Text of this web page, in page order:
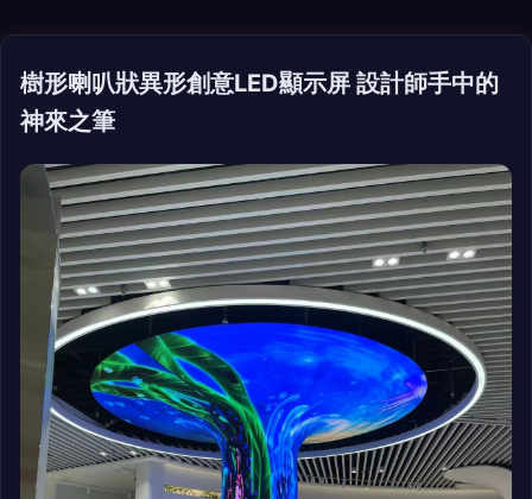
樹形喇叭狀異形創意LED顯示屏 設計師手中的
神來之筆